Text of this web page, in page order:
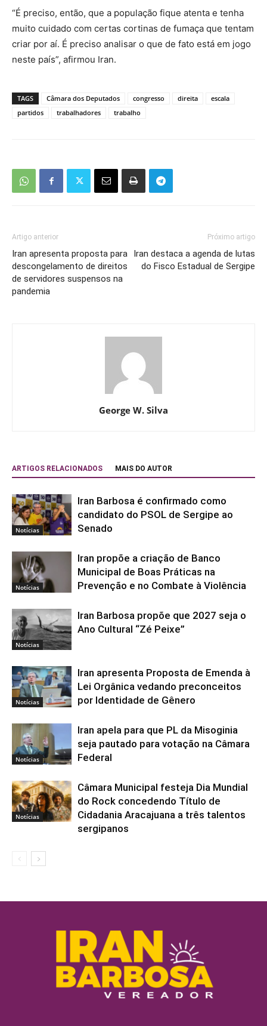
“É preciso, então, que a população fique atenta e tenha
muito cuidado com certas cortinas de fumaça que tentam
criar por aí. É preciso analisar o que de fato está em jogo
neste país”, afirmou Iran.
TAGS Câmara dos Deputados congresso direita
escala
partidos
trabalhadores trabalho
Artigo anterior
Iran apresenta proposta para
descongelamento de direitos
de servidores suspensos na
pandemia
Próximo artigo
Iran destaca a agenda de lutas
do Fisco Estadual de Sergipe
George W. Silva
ARTIGOS RELACIONADOS MAIS DO AUTOR
Notícias
Iran Barbosa é confirmado como
candidato do PSOL de Sergipe ao
Senado
Notícias
Iran propõe a criação de Banco
Municipal de Boas Práticas na
Prevenção e no Combate à Violência
Notícias
Iran Barbosa propõe que 2027 seja o
Ano Cultural “Zé Peixe”
Notícias
Iran apresenta Proposta de Emenda à
Lei Orgânica vedando preconceitos
por Identidade de Gênero
Notícias
Iran apela para que PL da Misoginia
seja pautado para votação na Câmara
Federal
Notícias
Câmara Municipal festeja Dia Mundial
do Rock concedendo Título de
Cidadania Aracajuana a três talentos
sergipanos